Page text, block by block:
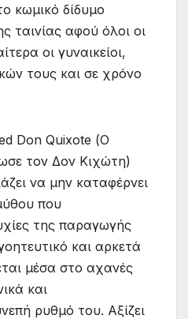
κωμικό δίδυμο
ταινίας αφού όλοι οι
οι γυναικείοι,
τους και σε χρόνο
Don Quixote (Ο
τον Δον Κιχώτη)
να μην καταφέρνει
που
της παραγωγής
και αρκετά
μέσα στο αχανές
και
ρυθμό του. Αξίζει